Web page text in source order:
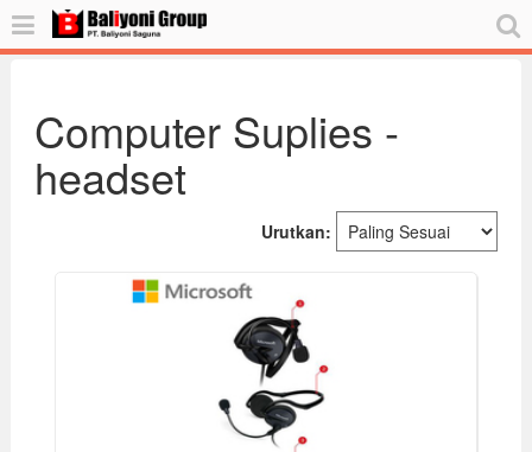
Computer Suplies -
headset
Urutkan: